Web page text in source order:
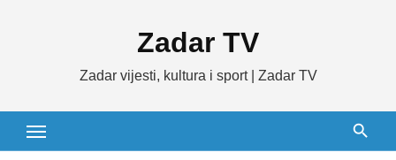
Zadar TV
Zadar vijesti, kultura i sport | Zadar TV